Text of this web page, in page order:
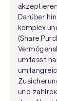
Darüber
komplex
(Share
umfasst
und